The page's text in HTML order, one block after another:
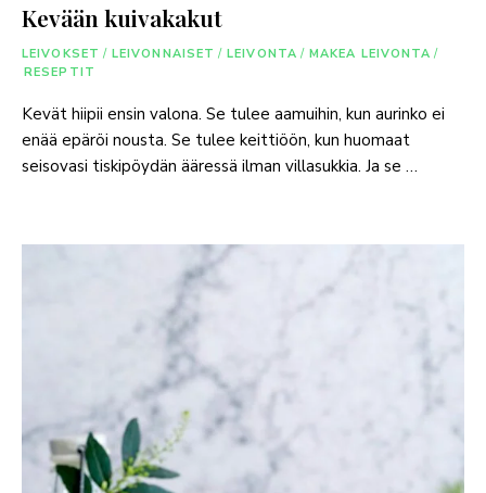
Kevään kuivakakut
LEIVOKSET / LEIVONNAISET / LEIVONTA / MAKEA LEIVONTA /
RESEPTIT
Kevät hiipii ensin valona. Se tulee aamuihin, kun aurinko ei
enää epäröi nousta. Se tulee keittiöön, kun huomaat
seisovasi tiskipöydän ääressä ilman villasukkia. Ja se …